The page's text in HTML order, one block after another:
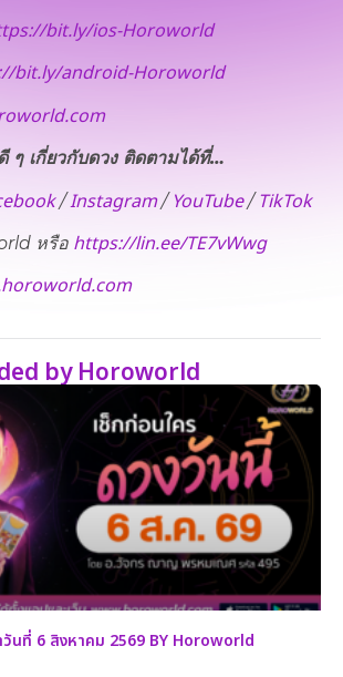
bit.ly/ios-Horoworld
bit.ly/android-Horoworld
ๆ เกี่ยวกับดวง ติดตามได้ที่…
/Instagram/ YouTube/ TikTok
หรือ https://lin.ee/TE7vWwg
by Horoworld
วันที่ 6 สิงหาคม 2569 BY Horoworld